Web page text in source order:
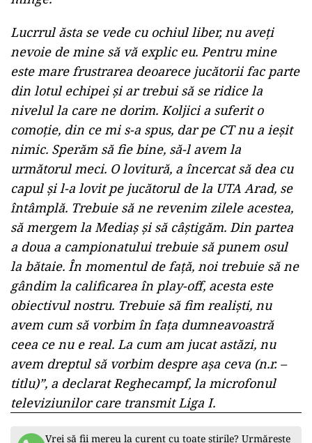
un meci bun. Din păcate, terminăm acest meci
cu un gust amar şi trebuie să ne gândim foarte
bine ce este de făcut pe viitor. Nu este o criză,
nu-i putem spune criză, lipsesc jucători
importanţi, jucătorii care vin nu reuşesc să ţină
nivelul şi să joace la nivelul la care jucăm noi,
să avem viteză, să avem agresivitate, să avem o
construcţie bună din spate, nu reuşim să ieşim
din apărare cu mingi scurte, cu pase. Sunt
jucători cărora le este foarte friucă să iasă la
minge.
Lucrrul ăsta se vede cu ochiul liber, nu aveţi
nevoie de mine să vă explic eu. Pentru mine
este mare frustrarea deoarece jucătorii fac parte
din lotul echipei şi ar trebui să se ridice la
nivelul la care ne dorim. Koljici a suferit o
comoţie, din ce mi s-a spus, dar pe CT nu a ieşit
nimic. Sperăm să fie bine, să-l avem la
următorul meci. O lovitură, a încercat să dea cu
capul şi l-a lovit pe jucătorul de la UTA Arad, se
întâmplă. Trebuie să ne revenim zilele acestea,
să mergem la Mediaş şi să câştigăm. Din partea